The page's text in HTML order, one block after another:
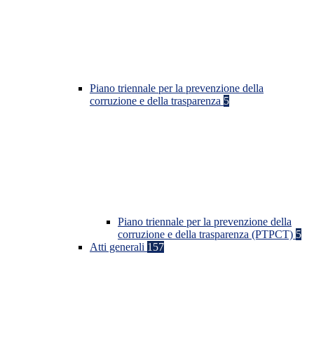
Piano triennale per la prevenzione della
corruzione e della trasparenza 5
Piano triennale per la prevenzione della
corruzione e della trasparenza (PTPCT) 5
Atti generali 157